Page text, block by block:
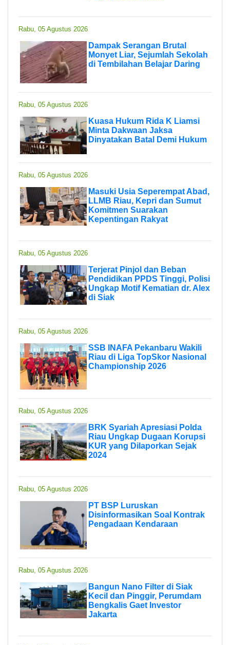
Rabu, 05 Agustus 2026
Dampak Serangan Brutal
Monyet Liar, Sejumlah Sekolah
di Tembilahan Belajar Daring
Rabu, 05 Agustus 2026
Kuasa Hukum Rida K Liamsi
Minta Dakwaan Jaksa
Dinyatakan Batal Demi Hukum
Rabu, 05 Agustus 2026
Masuki Usia Seperempat Abad,
LLMB Riau, Kepri dan Sumut
Komitmen Suarakan
Kepentingan Rakyat
Rabu, 05 Agustus 2026
Terjerat Pinjol dan Beban
Pendidikan PPDS Tinggi, Polisi
Ungkap Motif Kematian dr. Alex
di Siak
Rabu, 05 Agustus 2026
SSB INAFA Pekanbaru Wakili
Riau di Liga TopSkor Nasional
Championship 2026
Rabu, 05 Agustus 2026
BRK Syariah Apresiasi Polda
Riau Ungkap Dugaan Korupsi
KUR yang Dilaporkan Sejak
2024
Rabu, 05 Agustus 2026
PT BSP Luruskan
Disinformasikan Soal Kontrak
Pengadaan Kendaraan
Rabu, 05 Agustus 2026
Bangun Nano Filter di Siak
Kecil dan Pinggir, Perumdam
Bengkalis Gaet Investor
Jakarta